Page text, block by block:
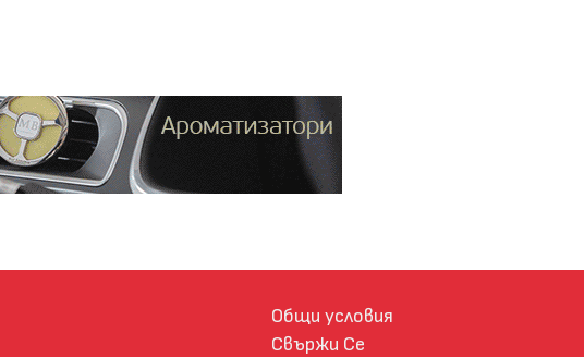
Общи условия
Свържи Се